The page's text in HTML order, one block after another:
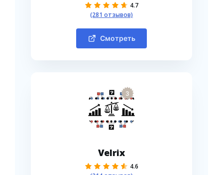
4.7
(281 отзывов)
Смотреть
3
Velrix
4.6